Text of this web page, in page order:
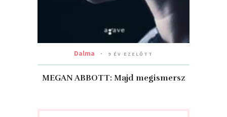
Dalma 9 ÉV EZELŐTT
MEGAN ABBOTT: Majd megismersz